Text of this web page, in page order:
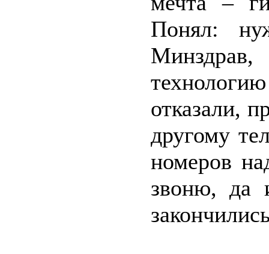
Понял:
отказали,
другому
номеров
звоню, да